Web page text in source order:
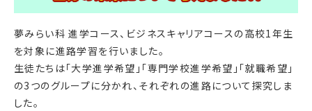
夢みらい科 進学コース、ビジネスキャリアコースの高校1年生
を対象に進路学習を行いました。
生徒たちは「大学進学希望」「専門学校進学希望」「就職希望」
の3つのグループに分かれ、それぞれの進路について探究しま
した。